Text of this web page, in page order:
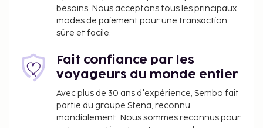
Vous devrez payer les frais suivants à
l’hébergement. Ces frais peuvent comprendre les
Taxe prélevée par la ville : 1.50 USD par
personne et par nuit. Cette taxe ne s'applique
pas aux enfants de moins de 12 ans.
L’hébergement pourrait vous facturer la taxe
sur la valeur ajoutée (TVA) appliquée en
besoins. Nous acceptons tous les principaux
modes de paiement pour une transaction
sûre et facile.
Fait confiance par les
voyageurs du monde entier
Avec plus de 30 ans d'expérience, Sembo fait
partie du groupe Stena, reconnu
mondialement. Nous sommes reconnus pour